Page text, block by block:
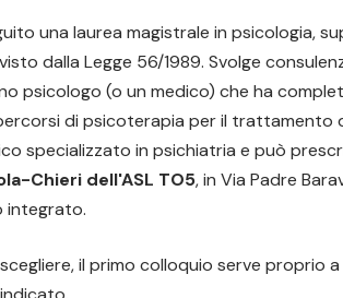
una laurea magistrale in psicologia,
dalla Legge 56/1989. Svolge
psicologo (o un medico) che ha
di psicoterapia per il trattamento
specializzato in psichiatria e può
Chieri dell'ASL TO5, in Via Padre
integrato.
il primo colloquio serve proprio